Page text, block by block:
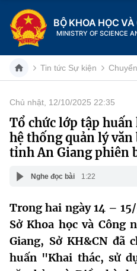
BỘ KHOA HỌC VÀ
MINISTRY OF SCIENCE
Danh mục
Trang chủ
Cơ cấu tổ chức
Lịch sử phát triển
Khoa học và Công nghệ
Đổi mới sáng tạo
Dịch vụ công
Hệ thống văn bản
Tin tức Sự kiện
Chủ nhật, 12/10/2025 22:35
Tổ chức lớp tập
hệ thống quản lý văn
tỉnh An Giang phiên
Nghe đọc bài 1:22
Trong hai ngày 14 –
Sở Khoa học và Công
Giang, Sở KH&CN đã
huấn "Khai thác, sử